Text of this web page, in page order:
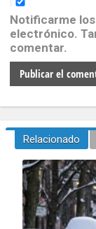
Notificarme
electrónico.
comentar.
Relacionado